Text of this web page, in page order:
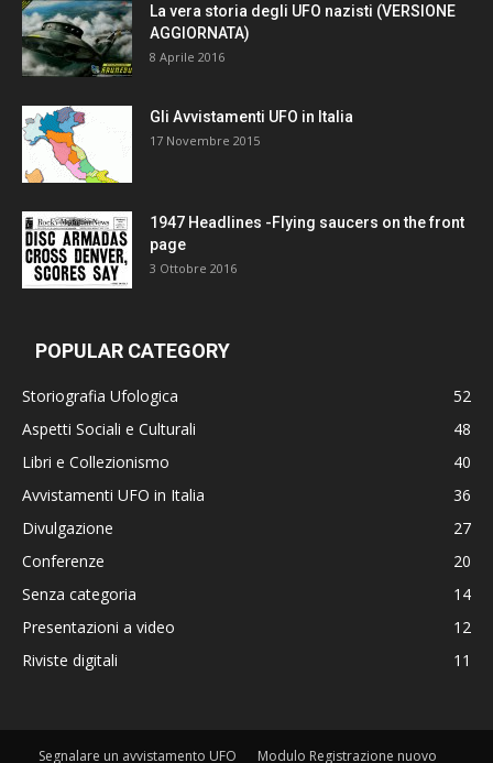
La vera storia degli UFO nazisti (VERSIONE
AGGIORNATA)
8 Aprile 2016
Gli Avvistamenti UFO in Italia
17 Novembre 2015
1947 Headlines -Flying saucers on the front
page
3 Ottobre 2016
POPULAR CATEGORY
Storiografia Ufologica
52
Aspetti Sociali e Culturali
48
Libri e Collezionismo
40
Avvistamenti UFO in Italia
36
Divulgazione
27
Conferenze
20
Senza categoria
14
Presentazioni a video
12
Riviste digitali
11
Segnalare un avvistamento UFO Modulo Registrazione nuovo